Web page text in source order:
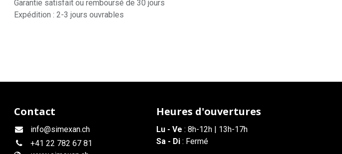
Garantie satisfait ou remboursé de 30 jours
Expédition : 2-3 jours ouvrables
Contact
info@simexan.ch
+41 22 782 67 81
Heures d'ouvertures
Lu - Ve : 8h-12h | 13h-17h
Sa - Di : Fermé